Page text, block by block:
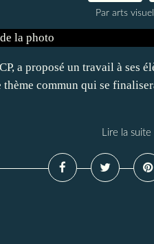
Par arts
a proposé un travail à ses
commun qui se
Lire la suite